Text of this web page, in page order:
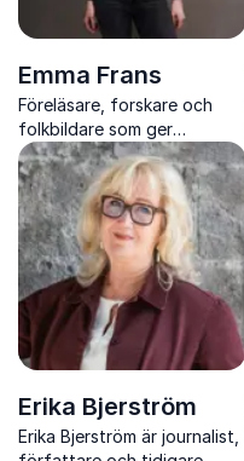
Emma Frans
Föreläsare, forskare och
folkbildare som ger
konkreta verktyg för kritiskt
tänkande i en AI driven
vardag.
Erika Bjerström
Erika Bjerström är journalist,